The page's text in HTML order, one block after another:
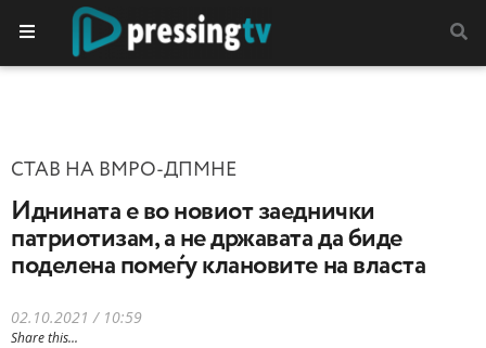
СТАВ НА ВМРО-ДПМНЕ
Иднината е во новиот заеднички
патриотизам, а не државата да биде
поделена помеѓу клановите на власта
02.10.2021 / 10:59
Share this...